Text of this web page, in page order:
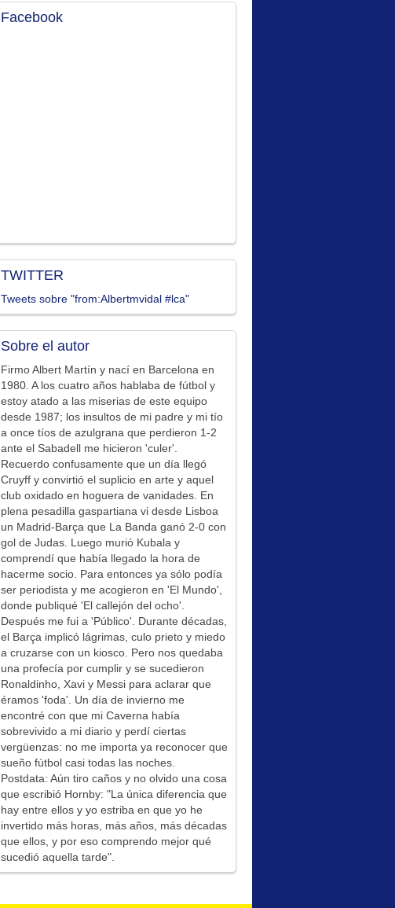
Facebook
TWITTER
Tweets sobre "from:Albertmvidal #lca"
Sobre el autor
Firmo Albert Martín y nací en Barcelona en
1980. A los cuatro años hablaba de fútbol y
estoy atado a las miserias de este equipo
desde 1987; los insultos de mi padre y mi tío
a once tíos de azulgrana que perdieron 1-2
ante el Sabadell me hicieron 'culer'.
Recuerdo confusamente que un día llegó
Cruyff y convirtió el suplicio en arte y aquel
club oxidado en hoguera de vanidades. En
plena pesadilla gaspartiana vi desde Lisboa
un Madrid-Barça que La Banda ganó 2-0 con
gol de Judas. Luego murió Kubala y
comprendí que había llegado la hora de
hacerme socio. Para entonces ya sólo podía
ser periodista y me acogieron en 'El Mundo',
donde publiqué 'El callejón del ocho'.
Después me fui a 'Público'. Durante décadas,
el Barça implicó lágrimas, culo prieto y miedo
a cruzarse con un kiosco. Pero nos quedaba
una profecía por cumplir y se sucedieron
Ronaldinho, Xavi y Messi para aclarar que
éramos 'foda'. Un día de invierno me
encontré con que mi Caverna había
sobrevivido a mi diario y perdí ciertas
vergüenzas: no me importa ya reconocer que
sueño fútbol casi todas las noches.
Postdata: Aún tiro caños y no olvido una cosa
que escribió Hornby: "La única diferencia que
hay entre ellos y yo estriba en que yo he
invertido más horas, más años, más décadas
que ellos, y por eso comprendo mejor qué
sucedió aquella tarde".